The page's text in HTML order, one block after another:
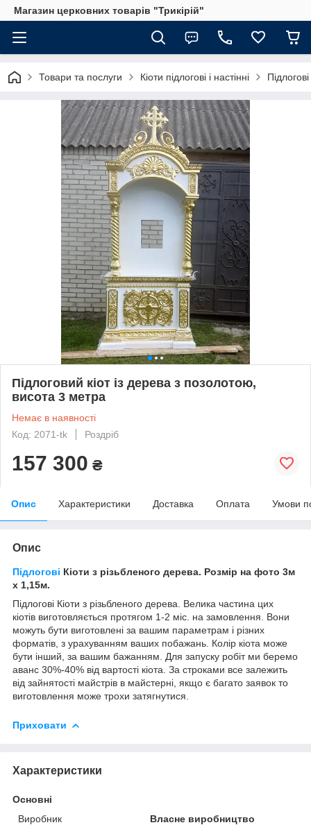
Магазин церковних товарів "Трикірій"
Товари та послуги Кіоти підлогові і настінні Підлогові
Підлоговий кіот із дерева з позолотою,
висота 3 метра
Немає в наявності
Код: 2071-tk
Роздріб
157 300 ₴
Опис Характеристики Доставка Оплата Умови
Опис
Підлогові Кіоти з різьбленого дерева. Розмір на фото 3м
х 1,15м.
Підлогові Кіоти з різьбленого дерева. Велика частина цих
кіотів виготовляється протягом 1-2 міс. на замовлення. Вони
можуть бути виготовлені за вашим параметрам і різних
форматів, з урахуванням ваших побажань. Колір кіота може
бути інший, за вашим бажанням. Для запуску робіт ми беремо
аванс 30%-40% від вартості кіота. За строками все залежить
від зайнятості майстрів в майстерні, якщо є багато заявок то
виготовлення може трохи затягнутися.
Приховати
Характеристики
Основні
Виробник
Власне виробництво